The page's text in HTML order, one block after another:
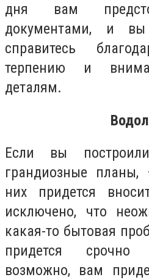
дня вам
документами, и
справитесь
терпению и
деталям.
Если вы
грандиозные
них придется
исключено, что
какая-то бытовая
придется
возможно, вам